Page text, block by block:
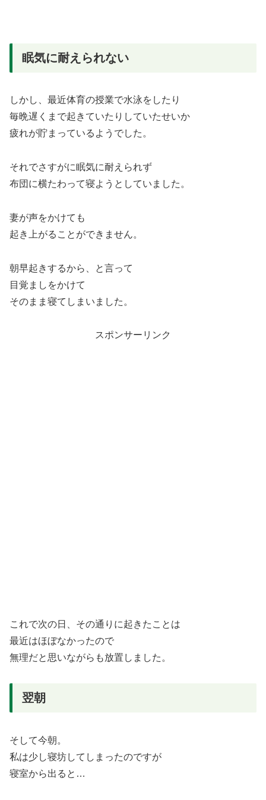
眠気に耐えられない
しかし、最近体育の授業で水泳をしたり
毎晩遅くまで起きていたりしていたせいか
疲れが貯まっているようでした。
それでさすがに眠気に耐えられず
布団に横たわって寝ようとしていました。
妻が声をかけても
起き上がることができません。
朝早起きするから、と言って
目覚ましをかけて
そのまま寝てしまいました。
スポンサーリンク
これで次の日、その通りに起きたことは
最近はほぼなかったので
無理だと思いながらも放置しました。
翌朝
そして今朝。
私は少し寝坊してしまったのですが
寝室から出ると…